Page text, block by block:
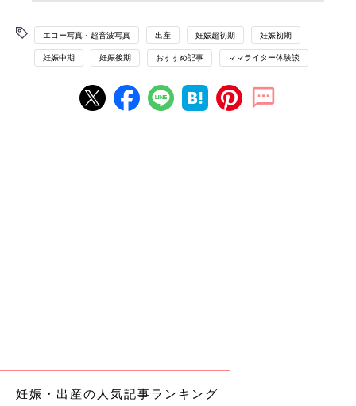
エコー写真・超音波写真 出産 妊娠超初期 妊娠初期
妊娠中期 妊娠後期 おすすめ記事 ママライター体験談
妊娠・出産の人気記事ランキング